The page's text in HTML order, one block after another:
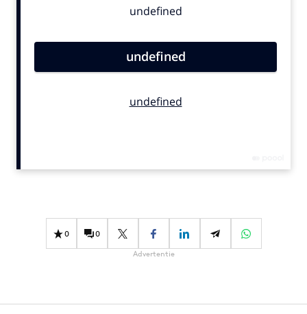
Contentmarketing
Effectiviteit
Gedragsverandering
Martech
0 0
Advertentie